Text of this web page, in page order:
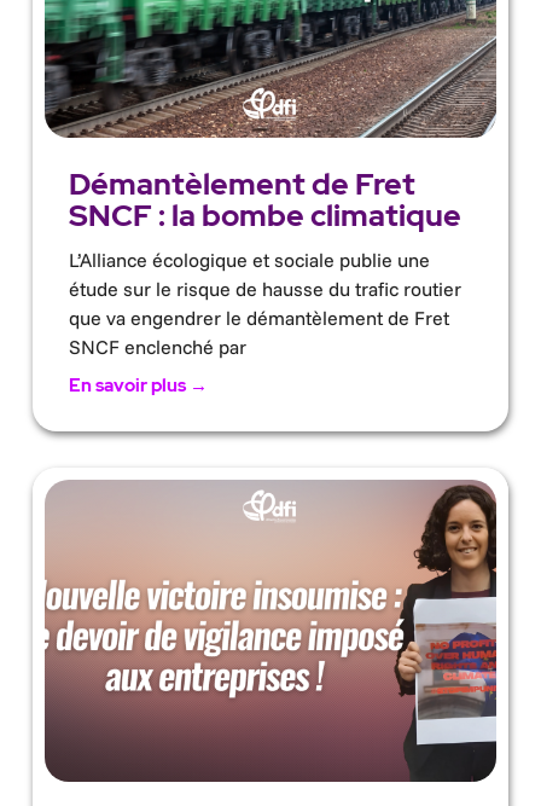
Démantèlement de Fret
SNCF : la bombe climatique
L’Alliance écologique et sociale publie une
étude sur le risque de hausse du trafic routier
que va engendrer le démantèlement de Fret
SNCF enclenché par
En savoir plus →